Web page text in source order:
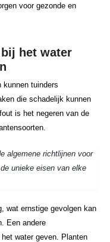
voor gezonde en
het water
kunnen tuinders
die schadelijk kunnen
is het negeren van de
algemene richtlijnen voor
unieke eisen van elke
wat ernstige gevolgen kan
Een andere
water geven. Planten